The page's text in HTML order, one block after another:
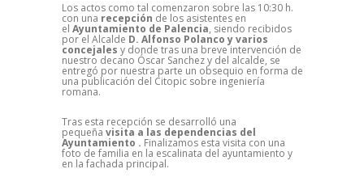
Los actos como tal comenzaron sobre las 10:30 h.
con una recepción de los asistentes en
elAyuntamiento de Palencia, siendo recibidos
por el Alcalde D. Alfonso Polanco y varios
concejales y donde tras una breve intervención de
nuestro decano Óscar Sanchez y del alcalde, se
entregó por nuestra parte un obsequio en forma de
una publicación del Citopic sobre ingeniería
romana.
Tras esta recepción se desarrolló una
pequeñavisita a las dependencias del
Ayuntamiento . Finalizamos esta visita con una
foto de familia en la escalinata del ayuntamiento y
en la fachada principal.